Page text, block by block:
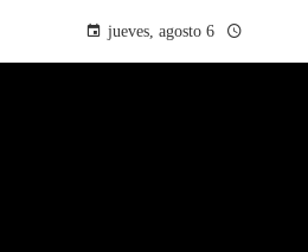
jueves, agosto 6